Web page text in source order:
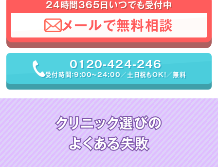
24時間365日いつでも受付中
メールで無料相談
0120-424-246
受付時間：9:00〜24:00／土日祝もOK！／無料
クリニック選びの
よくある失敗